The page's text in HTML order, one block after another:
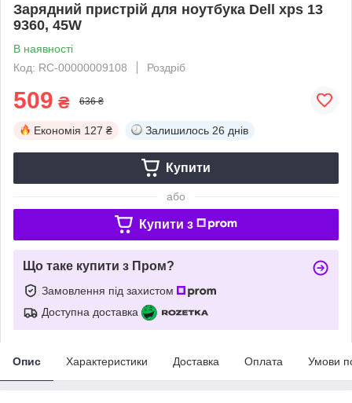
Зарядний пристрій для ноутбука Dell xps 13
9360, 45W
В наявності
Код: RC-00000009108
Роздріб
509 ₴ 636 ₴
Економія 127 ₴ Залишилось 26 днів
Купити
або
Купити з
Що таке купити з Пром?
Замовлення під захистом
Доступна доставка
Опис Характеристики Доставка Оплата Умови